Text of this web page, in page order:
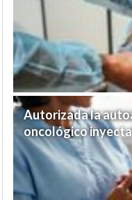
Autorizada la
oncológico